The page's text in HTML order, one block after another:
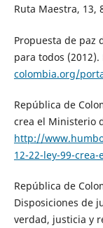
Ruta Maestra, 13,
Propuesta de paz
para todos
colombia.org/
República de
crea el Ministerio
http://
12-22-ley-99-
República de
Disposiciones de
verdad, justicia y